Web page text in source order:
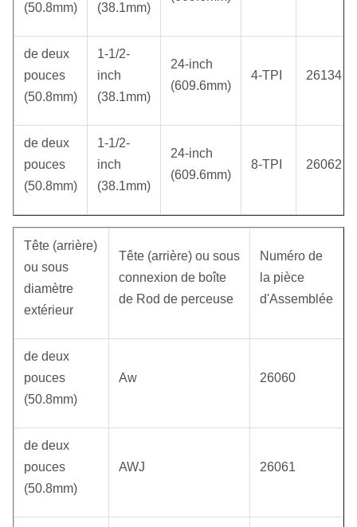
(50.8mm) (38.1mm)
de deux
pouces
(50.8mm)
1-1/2-
inch
(38.1mm)
24-inch
(609.6mm)
4-TPI 26134
de deux
pouces
(50.8mm)
1-1/2-
inch
(38.1mm)
24-inch
(609.6mm)
8-TPI 26062
Tête (arrière)
ou sous
diamètre
extérieur
Tête (arrière) ou sous
connexion de boîte
de Rod de perceuse
Numéro de
la pièce
d'Assemblée
de deux
pouces
(50.8mm)
Aw 26060
de deux
pouces
(50.8mm)
AWJ 26061